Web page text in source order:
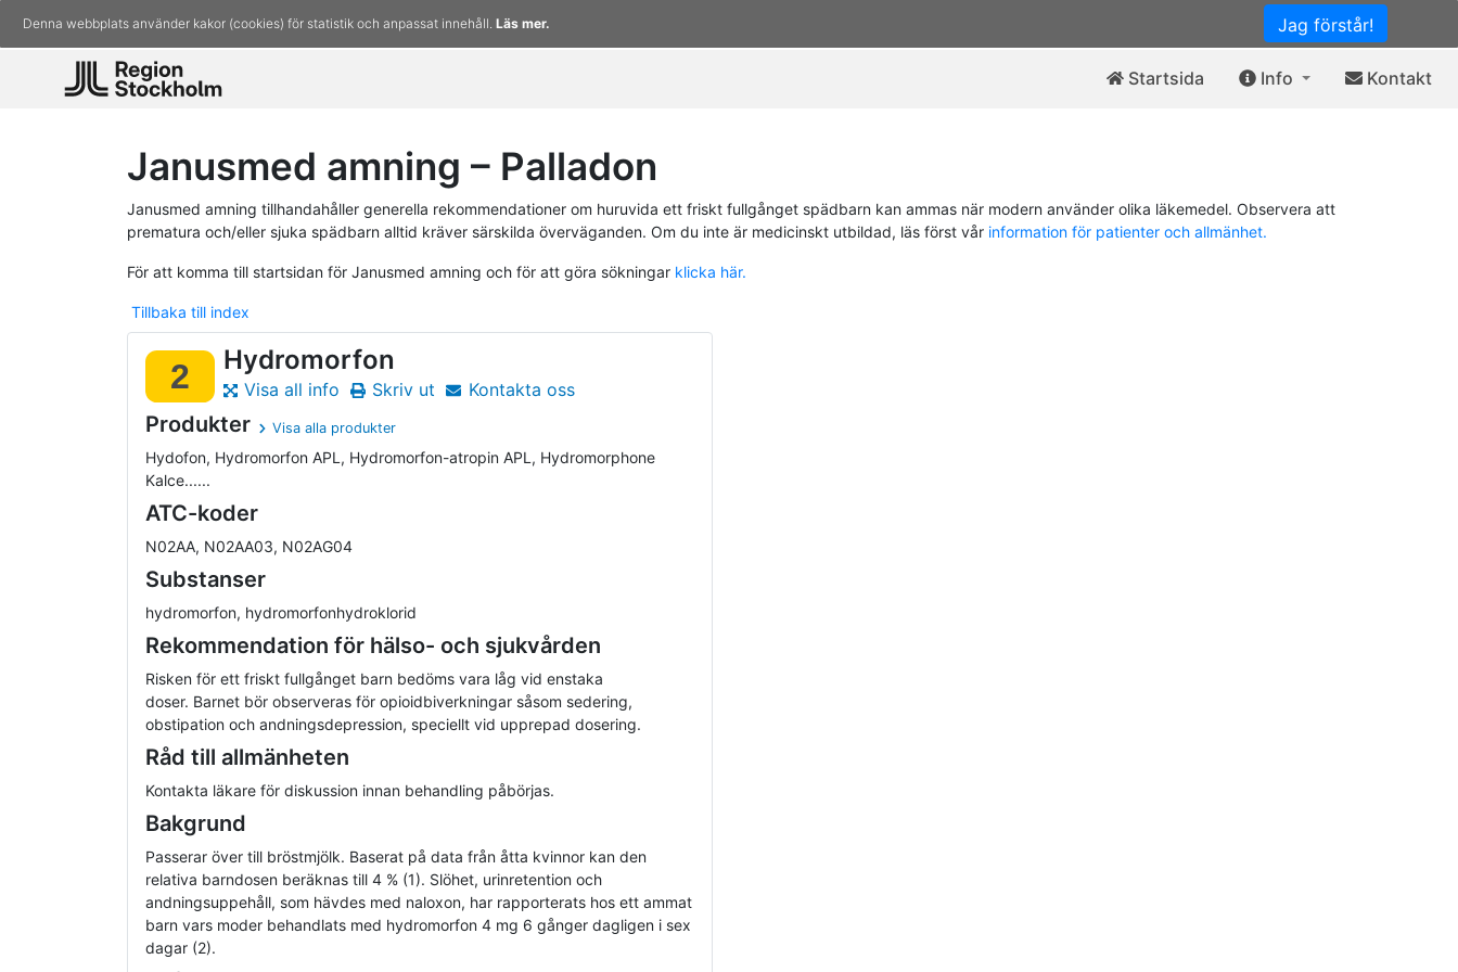
Jag förstår!
Denna webbplats använder kakor (cookies) för statistik och anpassat innehåll. Läs mer.
Startsida Info Kontakt
Janusmed amning – Palladon
Janusmed amning tillhandahåller generella rekommendationer om huruvida ett friskt fullgånget spädbarn kan ammas när modern använder olika läkemedel. Observera att
prematura och/eller sjuka spädbarn alltid kräver särskilda överväganden. Om du inte är medicinskt utbildad, läs först vår information för patienter och allmänhet.
För att komma till startsidan för Janusmed amning och för att göra sökningar klicka här.
Tillbaka till index
2 Hydromorfon
Visa all info Skriv ut Kontakta oss
Produkter Visa alla produkter
Hydofon, Hydromorfon APL, Hydromorfon-atropin APL, Hydromorphone
Kalce......
ATC-koder
N02AA, N02AA03, N02AG04
Substanser
hydromorfon, hydromorfonhydroklorid
Rekommendation för hälso- och sjukvården
Risken för ett friskt fullgånget barn bedöms vara låg vid enstaka
doser. Barnet bör observeras för opioidbiverkningar såsom sedering,
obstipation och andningsdepression, speciellt vid upprepad dosering.
Råd till allmänheten
Kontakta läkare för diskussion innan behandling påbörjas.
Bakgrund
Passerar över till bröstmjölk. Baserat på data från åtta kvinnor kan den
relativa barndosen beräknas till 4 % (1). Slöhet, urinretention och
andningsuppehåll, som hävdes med naloxon, har rapporterats hos ett ammat
barn vars moder behandlats med hydromorfon 4 mg 6 gånger dagligen i sex
dagar (2).